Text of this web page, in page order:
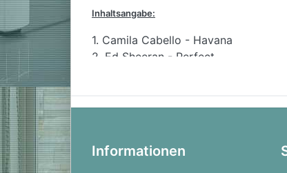
Inhaltsangabe:
1. Camila Cabello - Havana
2. Ed Sheeran - Perfect
5. P!nk - What About Us
8. Zayn feat. Sia - Dusk Till Dawn
Informationen